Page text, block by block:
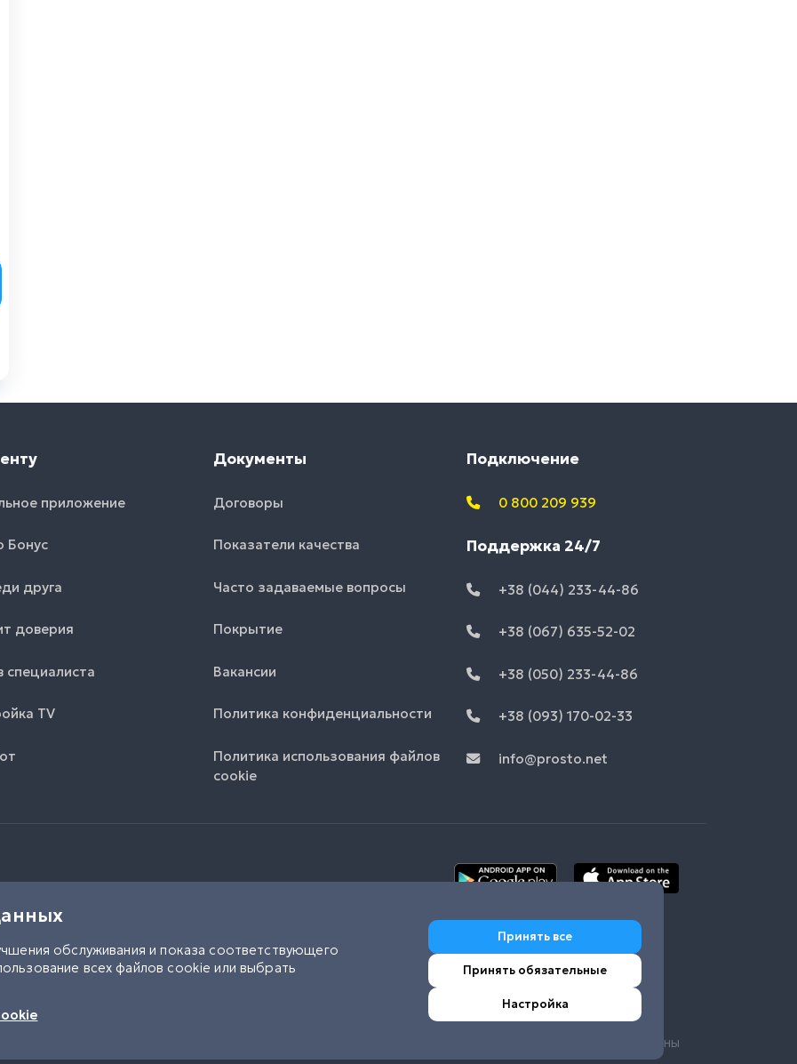
приложение
Бонус
друга
доверия
специалиста
TV
Документы
Договоры
Показатели качества
Часто задаваемые вопросы
Покрытие
Вакансии
Политика конфиденциальности
Политика использования файлов
cookie
Подключение
0 800 209 939
Поддержка 24/7
+38 (044) 233-44-86
+38 (067) 635-52-02
+38 (050) 233-44-86
+38 (093) 170-02-33
info@prosto.net
© Prosto.net 2026 Все права защищены
обслуживания и показа соответствующего
всех файлов cookie или выбрать
Принять все
Принять обязательные
Настройка